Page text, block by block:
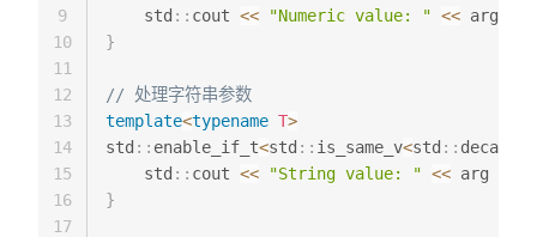
    std
:: cout << "Numeric value: " << arg
}
// 处理字符串参数
template<typename T>
std :: enable_if_t<std :: is_same_v<std :: decay_t
    std
:: cout << "String value: " << arg
}
9
10
11
12
13
14
15
16
17